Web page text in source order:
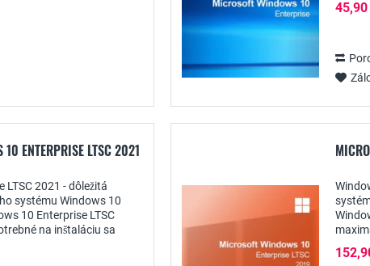
10 ENTERPRISE LTSC 2021
LTSC 2021 - dôležitá
systému Windows 10
10 Enterprise LTSC
na inštaláciu sa